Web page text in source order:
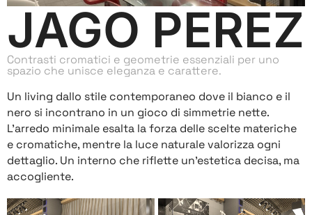
JAGO PEREZ
Contrasti cromatici e geometrie essenziali per uno
spazio che unisce eleganza e carattere.
Un living dallo stile contemporaneo dove il bianco e il
nero si incontrano in un gioco di simmetrie nette.
L’arredo minimale esalta la forza delle scelte materiche
e cromatiche, mentre la luce naturale valorizza ogni
dettaglio. Un interno che riflette un’estetica decisa, ma
accogliente.